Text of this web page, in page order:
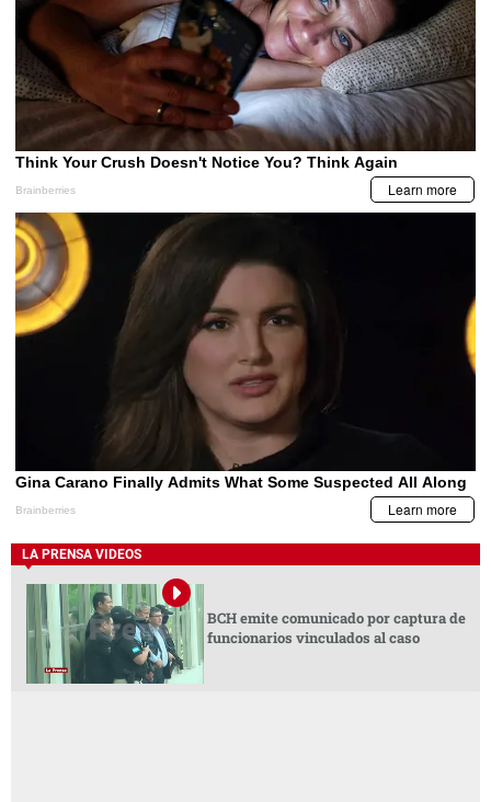
LA PRENSA VIDEOS
BCH emite comunicado por captura de
funcionarios vinculados al caso